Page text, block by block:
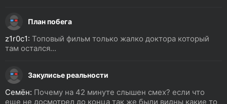
План побега
z1r0c1: Топовый фильм только жалко доктора который
там остался...
Закулисье реальности
Семён: Почему на 42 минуте слышен смех? если что
еще не досмотрел до конца так же были видны какие то